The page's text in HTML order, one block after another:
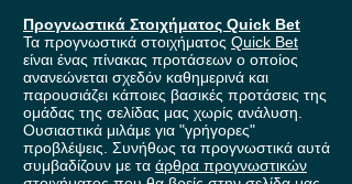
Προγνωστικά Στοιχήματος Quick Bet
Τα προγνωστικά στοιχήματος Quick Bet
είναι ένας πίνακας προτάσεων ο οποίος
ανανεώνεται σχεδόν καθημερινά και
παρουσιάζει κάποιες βασικές προτάσεις της
ομάδας της σελίδας μας χωρίς ανάλυση.
Ουσιαστικά μιλάμε για "γρήγορες"
προβλέψεις. Συνήθως τα προγνωστικά αυτά
συμβαδίζουν με τα άρθρα προγνωστικών